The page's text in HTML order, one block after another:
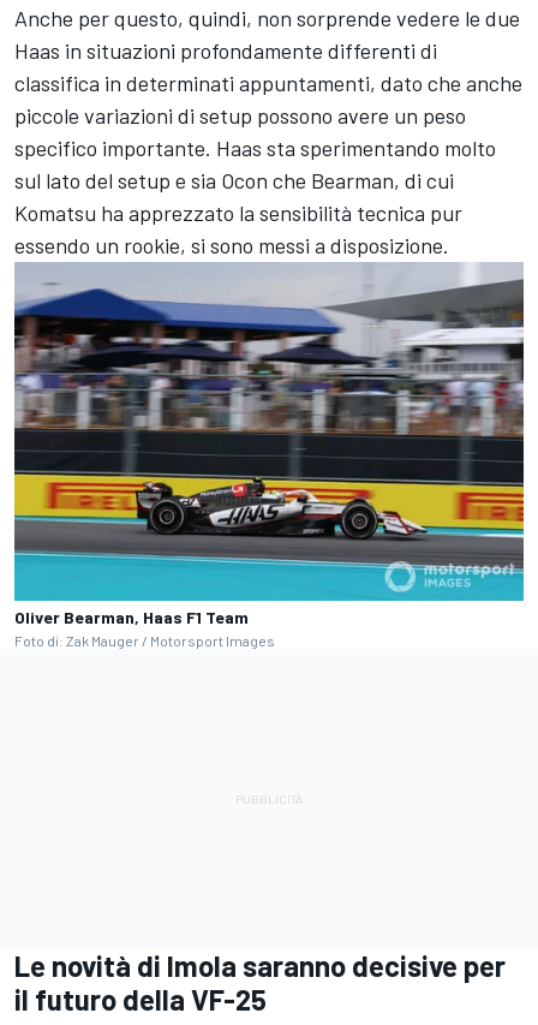
Anche per questo, quindi, non sorprende vedere le due
Haas in situazioni profondamente differenti di
classifica in determinati appuntamenti, dato che anche
piccole variazioni di setup possono avere un peso
specifico importante. Haas sta sperimentando molto
sul lato del setup e sia Ocon che Bearman, di cui
Komatsu ha apprezzato la sensibilità tecnica pur
essendo un rookie, si sono messi a disposizione.
Oliver Bearman, Haas F1 Team
Foto di: Zak Mauger / Motorsport Images
Le novità di Imola saranno decisive per
il futuro della VF-25